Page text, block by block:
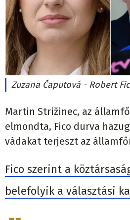
Zuzana Čaputová - Robert
Martin Strižinec, az
elmondta, Fico durva
vádakat terjeszt az
Fico szerint a
belefolyik a választási